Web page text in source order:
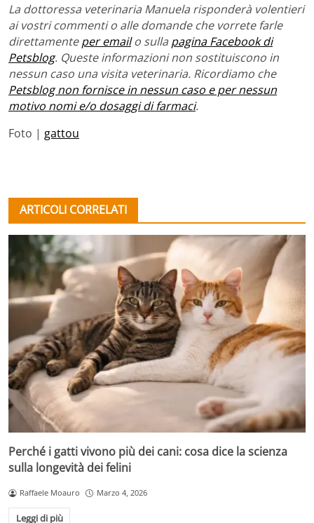
La dottoressa veterinaria Manuela risponderà volentieri
ai vostri commenti o alle domande che vorrete farle
direttamenteper emailo sulla pagina Facebook di
Petsblog. Queste informazioni non sostituiscono in
nessun caso una visita veterinaria. Ricordiamo che
Petsblog non fornisce in nessun caso e per nessun
motivo nomi e/o dosaggi di farmaci.
Foto | gattou
ARTICOLI CORRELATI
Perché i gatti vivono più dei cani: cosa dice la scienza
sulla longevità dei felini
Raffaele Moauro Marzo 4, 2026
Leggi di più